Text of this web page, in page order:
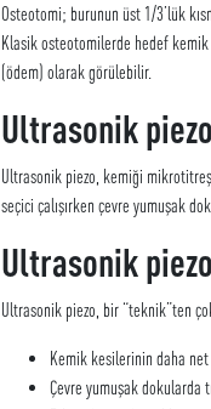
Osteotomi; burunun üst 1/3’lük
Klasik osteotomilerde hedef kemik
(ödem) olarak görülebilir.
Ultrasonik
Ultrasonik piezo, kemiği
seçici çalışırken çevre yumuşak
Ultrasonik
Ultrasonik piezo, bir “teknik”ten
Kemik kesilerinin daha net
Çevre yumuşak dokularda